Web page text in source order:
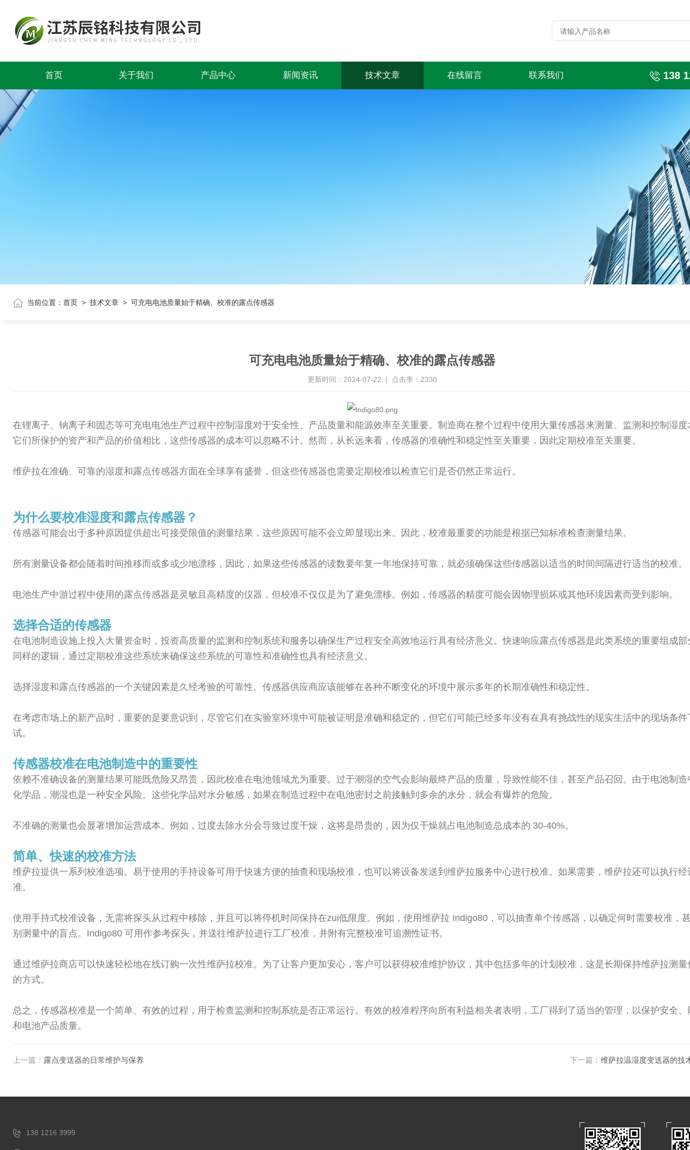
首页 关于我们 产品中心 新闻资讯 技术文章 在线留言 联系我们 138
当前位置： 首页 > 技术文章 > 可充电电池质量始于精确、校准的露点传感器
可充电电池质量始于精确、校准的露点传感器
更新时间：2024-07-22 | 点击率：2330
在锂离子、钠离子和固态等可充电电池生产过程中控制湿度对于安全性、产品质量和能源效率至关重要。制造商在整个过程中使用大量传感器来测量、监测和控制湿度
它们所保护的资产和产品的价值相比，这些传感器的成本可以忽略不计。然而，从长远来看，传感器的准确性和稳定性至关重要，因此定期校准至关重要。
维萨拉在准确、可靠的湿度和露点传感器方面在全球享有盛誉，但这些传感器也需要定期校准以检查它们是否仍然正常运行。
为什么要校准湿度和露点传感器？
传感器可能会出于多种原因提供超出可接受限值的测量结果，这些原因可能不会立即显现出来。因此，校准最重要的功能是根据已知标准检查测量结果。
所有测量设备都会随着时间推移而或多或少地漂移，因此，如果这些传感器的读数要年复一年地保持可靠，就必须确保这些传感器以适当的时间间隔进行适当的校准。
电池生产中游过程中使用的露点传感器是灵敏且高精度的仪器，但校准不仅仅是为了避免漂移。例如，传感器的精度可能会因物理损坏或其他环境因素而受到影响。
选择合适的传感器
在电池制造设施上投入大量资金时，投资高质量的监测和控制系统和服务以确保生产过程安全高效地运行具有经济意义。快速响应露点传感器是此类系统的重要组成部
同样的逻辑，通过定期校准这些系统来确保这些系统的可靠性和准确性也具有经济意义。
选择湿度和露点传感器的一个关键因素是久经考验的可靠性。传感器供应商应该能够在各种不断变化的环境中展示多年的长期准确性和稳定性。
在考虑市场上的新产品时，重要的是要意识到，尽管它们在实验室环境中可能被证明是准确和稳定的，但它们可能已经多年没有在具有挑战性的现实生活中的现场条件
试。
传感器校准在电池制造中的重要性
依赖不准确设备的测量结果可能既危险又昂贵，因此校准在电池领域尤为重要。过于潮湿的空气会影响最终产品的质量，导致性能不佳，甚至产品召回。由于电池制造
化学品，潮湿也是一种安全风险。这些化学品对水分敏感，如果在制造过程中在电池密封之前接触到多余的水分，就会有爆炸的危险。
不准确的测量也会显著增加运营成本。例如，过度去除水分会导致过度干燥，这将是昂贵的，因为仅干燥就占电池制造总成本的 30-40%。
简单、快速的校准方法
维萨拉提供一系列校准选项。易于使用的手持设备可用于快速方便的抽查和现场校准，也可以将设备发送到维萨拉服务中心进行校准。如果需要，维萨拉还可以执行经
准。
使用手持式校准设备，无需将探头从过程中移除，并且可以将停机时间保持在zui低限度。例如，使用维萨拉 Indigo80，可以抽查单个传感器，以确定何时需要校准，
别测量中的盲点。Indigo80 可用作参考探头，并送往维萨拉进行工厂校准，并附有完整校准可追溯性证书。
通过维萨拉商店可以快速轻松地在线订购一次性维萨拉校准。为了让客户更加安心，客户可以获得校准维护协议，其中包括多年的计划校准，这是长期保持维萨拉测量
的方式。
总之，传感器校准是一个简单、有效的过程，用于检查监测和控制系统是否正常运行。有效的校准程序向所有利益相关者表明，工厂得到了适当的管理，以保护安全、
和电池产品质量。
上一篇： 露点变送器的日常维护与保养 下一篇： 维萨拉温湿度变送器的技
138 1216 3999